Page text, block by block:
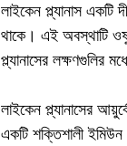
লাইকেন প্ল্যানাস একটি
থাকে। এই অবস্থাটি
প্ল্যানাসের লক্ষণগুলির
লাইকেন প্ল্যানাসের
একটি শক্তিশালী ইমিউন